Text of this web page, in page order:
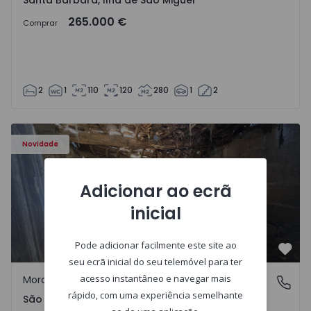
Comprar 265.000 €
2 1 110 120 280 1 2
Novidade
Moradia Vila Real, São Tomé do Castelo e Justes -
São Tomé do Castelo e Justes, Vila Real
Moradia Rústica
São Tomé do Castelo e Justes, Vila Real
Adicionar ao ecrã
inicial
Pode adicionar facilmente este site ao
seu ecrã inicial do seu telemóvel para ter
acesso instantâneo e navegar mais
rápido, com uma experiência semelhante